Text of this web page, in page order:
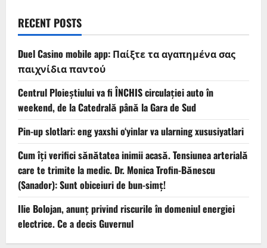
RECENT POSTS
Duel Casino mobile app: Παίξτε τα αγαπημένα σας
παιχνίδια παντού
Centrul Ploieștiului va fi ÎNCHIS circulației auto în
weekend, de la Catedrală până la Gara de Sud
Pin-up slotlari: eng yaxshi o‘yinlar va ularning xususiyatlari
Cum îți verifici sănătatea inimii acasă. Tensiunea arterială
care te trimite la medic. Dr. Monica Trofin-Bănescu
(Sanador): Sunt obiceiuri de bun-simț!
Ilie Bolojan, anunț privind riscurile în domeniul energiei
electrice. Ce a decis Guvernul